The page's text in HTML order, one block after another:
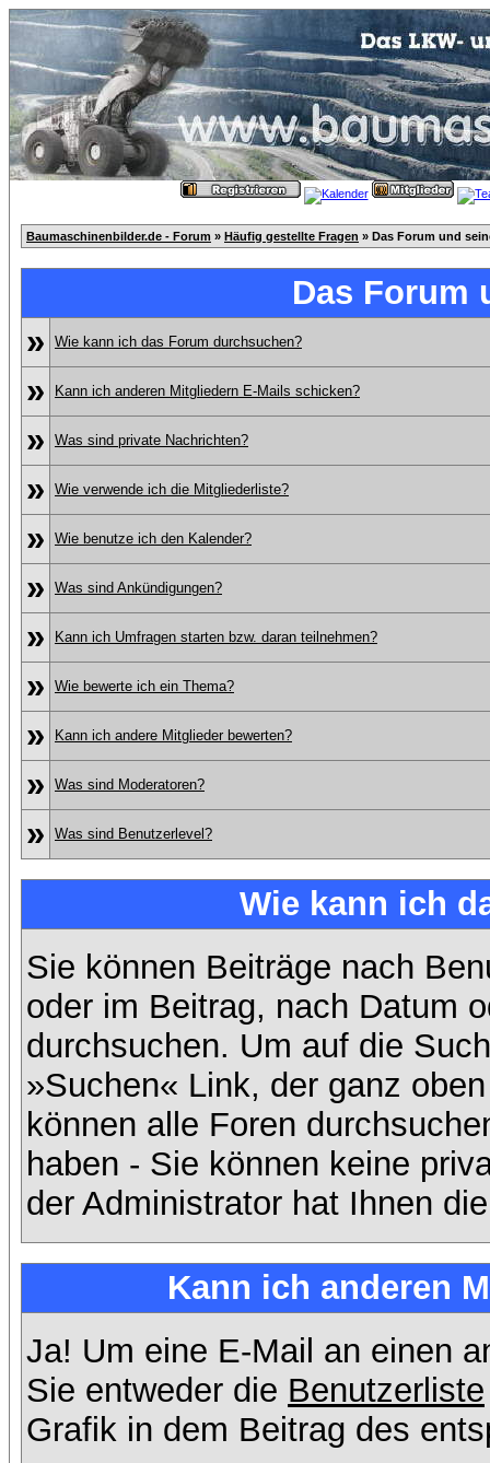
Baumaschinenbilder.de - Forum » Häufig gestellte Fragen » Das Forum und
Das Forum
»
Wie kann ich das Forum durchsuchen?
» Kann ich anderen Mitgliedern E-Mails schicken?
» Was sind private Nachrichten?
» Wie verwende ich die Mitgliederliste?
» Wie benutze ich den Kalender?
» Was sind Ankündigungen?
» Kann ich Umfragen starten bzw. daran teilnehmen?
» Wie bewerte ich ein Thema?
» Kann ich andere Mitglieder bewerten?
» Was sind Moderatoren?
» Was sind Benutzerlevel?
Wie kann ich
Sie können Beiträge nach
oder im Beitrag, nach Datum
durchsuchen. Um auf die
»Suchen« Link, der ganz
können alle Foren
haben - Sie können keine
der Administrator hat Ihnen
Kann ich anderen
Ja! Um eine E-Mail an einen
Sie entweder die Benutzerliste
Grafik in dem Beitrag des